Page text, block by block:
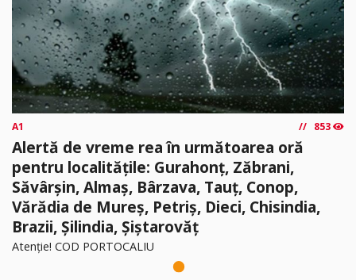
A1 853
Alertă de vreme rea în următoarea oră
pentru localitățile: Gurahonț, Zăbrani,
Săvârșin, Almaș, Bârzava, Tauț, Conop,
Vărădia de Mureș, Petriș, Dieci, Chisindia,
Brazii, Șilindia, Șiștarovăț
Atenție! COD PORTOCALIU